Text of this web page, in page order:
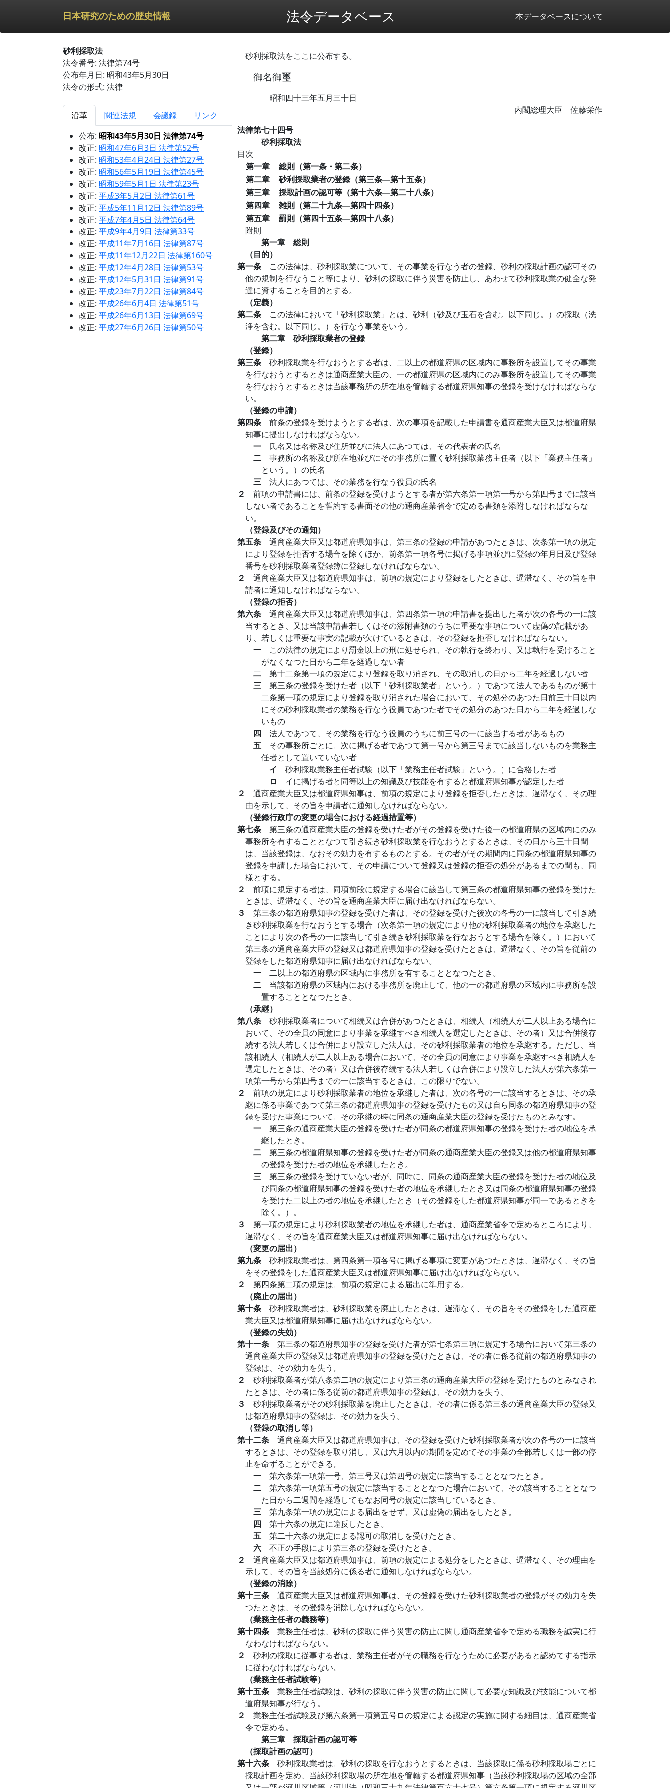
日本研究のための歴史情報 法令データベース 本データベースについて
砂利採取法
法令番号: 法律第74号
公布年月日: 昭和43年5月30日
法令の形式: 法律
沿革 関連法規 会議録
リンク
公布: 昭和43年5月30日 法律第74号
改正: 昭和47年6月3日 法律第52号
改正: 昭和53年4月24日 法律第27号
改正: 昭和56年5月19日 法律第45号
改正: 昭和59年5月1日 法律第23号
改正: 平成3年5月2日 法律第61号
改正: 平成5年11月12日 法律第89号
改正: 平成7年4月5日 法律第64号
改正: 平成9年4月9日 法律第33号
改正: 平成11年7月16日 法律第87号
改正: 平成11年12月22日 法律第160号
改正: 平成12年4月28日 法律第53号
改正: 平成12年5月31日 法律第91号
改正: 平成23年7月22日 法律第84号
改正: 平成26年6月4日 法律第51号
改正: 平成26年6月13日 法律第69号
改正: 平成27年6月26日 法律第50号
砂利採取法をここに公布する。
御名御璽
昭和四十三年五月三十日
内閣総理大臣 佐藤栄作
法律第七十四号
砂利採取法
目次
第一章
総則（第一条・第二条）
第二章
砂利採取業者の登録（第三条―第十五条）
第三章
採取計画の認可等（第十六条―第二十八条）
第四章
雑則（第二十九条―第四十四条）
第五章
罰則（第四十五条―第四十八条）
附則
第一章 総則
（目的）
第一条 この法律は、砂利採取業について、その事業を行なう者の登録、砂利の採取計画の認可その
他の規制を行なうこと等により、砂利の採取に伴う災害を防止し、あわせて砂利採取業の健全な発
達に資することを目的とする。
（定義）
第二条 この法律において「砂利採取業」とは、砂利（砂及び玉石を含む。以下同じ。）の採取（洗
浄を含む。以下同じ。）を行なう事業をいう。
第二章 砂利採取業者の登録
（登録）
第三条 砂利採取業を行なおうとする者は、二以上の都道府県の区域内に事務所を設置してその事業
を行なおうとするときは通商産業大臣の、一の都道府県の区域内にのみ事務所を設置してその事業
を行なおうとするときは当該事務所の所在地を管轄する都道府県知事の登録を受けなければならな
い。
（登録の申請）
第四条 前条の登録を受けようとする者は、次の事項を記載した申請書を通商産業大臣又は都道府県
知事に提出しなければならない。
一 氏名又は名称及び住所並びに法人にあつては、その代表者の氏名
二 事務所の名称及び所在地並びにその事務所に置く砂利採取業務主任者（以下「業務主任者」
という。）の氏名
三 法人にあつては、その業務を行なう役員の氏名
２ 前項の申請書には、前条の登録を受けようとする者が第六条第一項第一号から第四号までに該当
しない者であることを誓約する書面その他の通商産業省令で定める書類を添附しなければならな
い。
（登録及びその通知）
第五条 通商産業大臣又は都道府県知事は、第三条の登録の申請があつたときは、次条第一項の規定
により登録を拒否する場合を除くほか、前条第一項各号に掲げる事項並びに登録の年月日及び登録
番号を砂利採取業者登録簿に登録しなければならない。
２ 通商産業大臣又は都道府県知事は、前項の規定により登録をしたときは、遅滞なく、その旨を申
請者に通知しなければならない。
（登録の拒否）
第六条 通商産業大臣又は都道府県知事は、第四条第一項の申請書を提出した者が次の各号の一に該
当するとき、又は当該申請書若しくはその添附書類のうちに重要な事項について虚偽の記載があ
り、若しくは重要な事実の記載が欠けているときは、その登録を拒否しなければならない。
一 この法律の規定により罰金以上の刑に処せられ、その執行を終わり、又は執行を受けること
がなくなつた日から二年を経過しない者
二 第十二条第一項の規定により登録を取り消され、その取消しの日から二年を経過しない者
三 第三条の登録を受けた者（以下「砂利採取業者」という。）であつて法人であるものが第十
二条第一項の規定により登録を取り消された場合において、その処分のあつた日前三十日以内
にその砂利採取業者の業務を行なう役員であつた者でその処分のあつた日から二年を経過しな
いもの
四 法人であつて、その業務を行なう役員のうちに前三号の一に該当する者があるもの
五 その事務所ごとに、次に掲げる者であつて第一号から第三号までに該当しないものを業務主
任者として置いていない者
イ 砂利採取業務主任者試験（以下「業務主任者試験」という。）に合格した者
ロ イに掲げる者と同等以上の知識及び技能を有すると都道府県知事が認定した者
２ 通商産業大臣又は都道府県知事は、前項の規定により登録を拒否したときは、遅滞なく、その理
由を示して、その旨を申請者に通知しなければならない。
（登録行政庁の変更の場合における経過措置等）
第七条 第三条の通商産業大臣の登録を受けた者がその登録を受けた後一の都道府県の区域内にのみ
事務所を有することとなつて引き続き砂利採取業を行なおうとするときは、その日から三十日間
は、当該登録は、なおその効力を有するものとする。その者がその期間内に同条の都道府県知事の
登録を申請した場合において、その申請について登録又は登録の拒否の処分があるまでの間も、同
様とする。
２ 前項に規定する者は、同項前段に規定する場合に該当して第三条の都道府県知事の登録を受けた
ときは、遅滞なく、その旨を通商産業大臣に届け出なければならない。
３ 第三条の都道府県知事の登録を受けた者は、その登録を受けた後次の各号の一に該当して引き続
き砂利採取業を行なおうとする場合（次条第一項の規定により他の砂利採取業者の地位を承継した
ことにより次の各号の一に該当して引き続き砂利採取業を行なおうとする場合を除く。）において
第三条の通商産業大臣の登録又は都道府県知事の登録を受けたときは、遅滞なく、その旨を従前の
登録をした都道府県知事に届け出なければならない。
一 二以上の都道府県の区域内に事務所を有することとなつたとき。
二 当該都道府県の区域内における事務所を廃止して、他の一の都道府県の区域内に事務所を設
置することとなつたとき。
（承継）
第八条 砂利採取業者について相続又は合併があつたときは、相続人（相続人が二人以上ある場合に
おいて、その全員の同意により事業を承継すべき相続人を選定したときは、その者）又は合併後存
続する法人若しくは合併により設立した法人は、その砂利採取業者の地位を承継する。ただし、当
該相続人（相続人が二人以上ある場合において、その全員の同意により事業を承継すべき相続人を
選定したときは、その者）又は合併後存続する法人若しくは合併により設立した法人が第六条第一
項第一号から第四号までの一に該当するときは、この限りでない。
２ 前項の規定により砂利採取業者の地位を承継した者は、次の各号の一に該当するときは、その承
継に係る事業であつて第三条の都道府県知事の登録を受けたもの又は自ら同条の都道府県知事の登
録を受けた事業について、その承継の時に同条の通商産業大臣の登録を受けたものとみなす。
一 第三条の通商産業大臣の登録を受けた者が同条の都道府県知事の登録を受けた者の地位を承
継したとき。
二 第三条の都道府県知事の登録を受けた者が同条の通商産業大臣の登録又は他の都道府県知事
の登録を受けた者の地位を承継したとき。
三 第三条の登録を受けていない者が、同時に、同条の通商産業大臣の登録を受けた者の地位及
び同条の都道府県知事の登録を受けた者の地位を承継したとき又は同条の都道府県知事の登録
を受けた二以上の者の地位を承継したとき（その登録をした都道府県知事が同一であるときを
除く。）。
３ 第一項の規定により砂利採取業者の地位を承継した者は、通商産業省令で定めるところにより、
遅滞なく、その旨を通商産業大臣又は都道府県知事に届け出なければならない。
（変更の届出）
第九条 砂利採取業者は、第四条第一項各号に掲げる事項に変更があつたときは、遅滞なく、その旨
をその登録をした通商産業大臣又は都道府県知事に届け出なければならない。
２ 第四条第二項の規定は、前項の規定による届出に準用する。
（廃止の届出）
第十条 砂利採取業者は、砂利採取業を廃止したときは、遅滞なく、その旨をその登録をした通商産
業大臣又は都道府県知事に届け出なければならない。
（登録の失効）
第十一条 第三条の都道府県知事の登録を受けた者が第七条第三項に規定する場合において第三条の
通商産業大臣の登録又は都道府県知事の登録を受けたときは、その者に係る従前の都道府県知事の
登録は、その効力を失う。
２ 砂利採取業者が第八条第二項の規定により第三条の通商産業大臣の登録を受けたものとみなされ
たときは、その者に係る従前の都道府県知事の登録は、その効力を失う。
３ 砂利採取業者がその砂利採取業を廃止したときは、その者に係る第三条の通商産業大臣の登録又
は都道府県知事の登録は、その効力を失う。
（登録の取消し等）
第十二条 通商産業大臣又は都道府県知事は、その登録を受けた砂利採取業者が次の各号の一に該当
するときは、その登録を取り消し、又は六月以内の期間を定めてその事業の全部若しくは一部の停
止を命ずることができる。
一 第六条第一項第一号、第三号又は第四号の規定に該当することとなつたとき。
二 第六条第一項第五号の規定に該当することとなつた場合において、その該当することとなつ
た日から二週間を経過してもなお同号の規定に該当しているとき。
三 第九条第一項の規定による届出をせず、又は虚偽の届出をしたとき。
四 第十六条の規定に違反したとき。
五 第二十六条の規定による認可の取消しを受けたとき。
六 不正の手段により第三条の登録を受けたとき。
２ 通商産業大臣又は都道府県知事は、前項の規定による処分をしたときは、遅滞なく、その理由を
示して、その旨を当該処分に係る者に通知しなければならない。
（登録の消除）
第十三条 通商産業大臣又は都道府県知事は、その登録を受けた砂利採取業者の登録がその効力を失
つたときは、その登録を消除しなければならない。
（業務主任者の義務等）
第十四条 業務主任者は、砂利の採取に伴う災害の防止に関し通商産業省令で定める職務を誠実に行
なわなければならない。
２ 砂利の採取に従事する者は、業務主任者がその職務を行なうために必要があると認めてする指示
に従わなければならない。
（業務主任者試験等）
第十五条 業務主任者試験は、砂利の採取に伴う災害の防止に関して必要な知識及び技能について都
道府県知事が行なう。
２ 業務主任者試験及び第六条第一項第五号ロの規定による認定の実施に関する細目は、通商産業省
令で定める。
第三章 採取計画の認可等
（採取計画の認可）
第十六条 砂利採取業者は、砂利の採取を行なおうとするときは、当該採取に係る砂利採取場ごとに
採取計画を定め、当該砂利採取場の所在地を管轄する都道府県知事（当該砂利採取場の区域の全部